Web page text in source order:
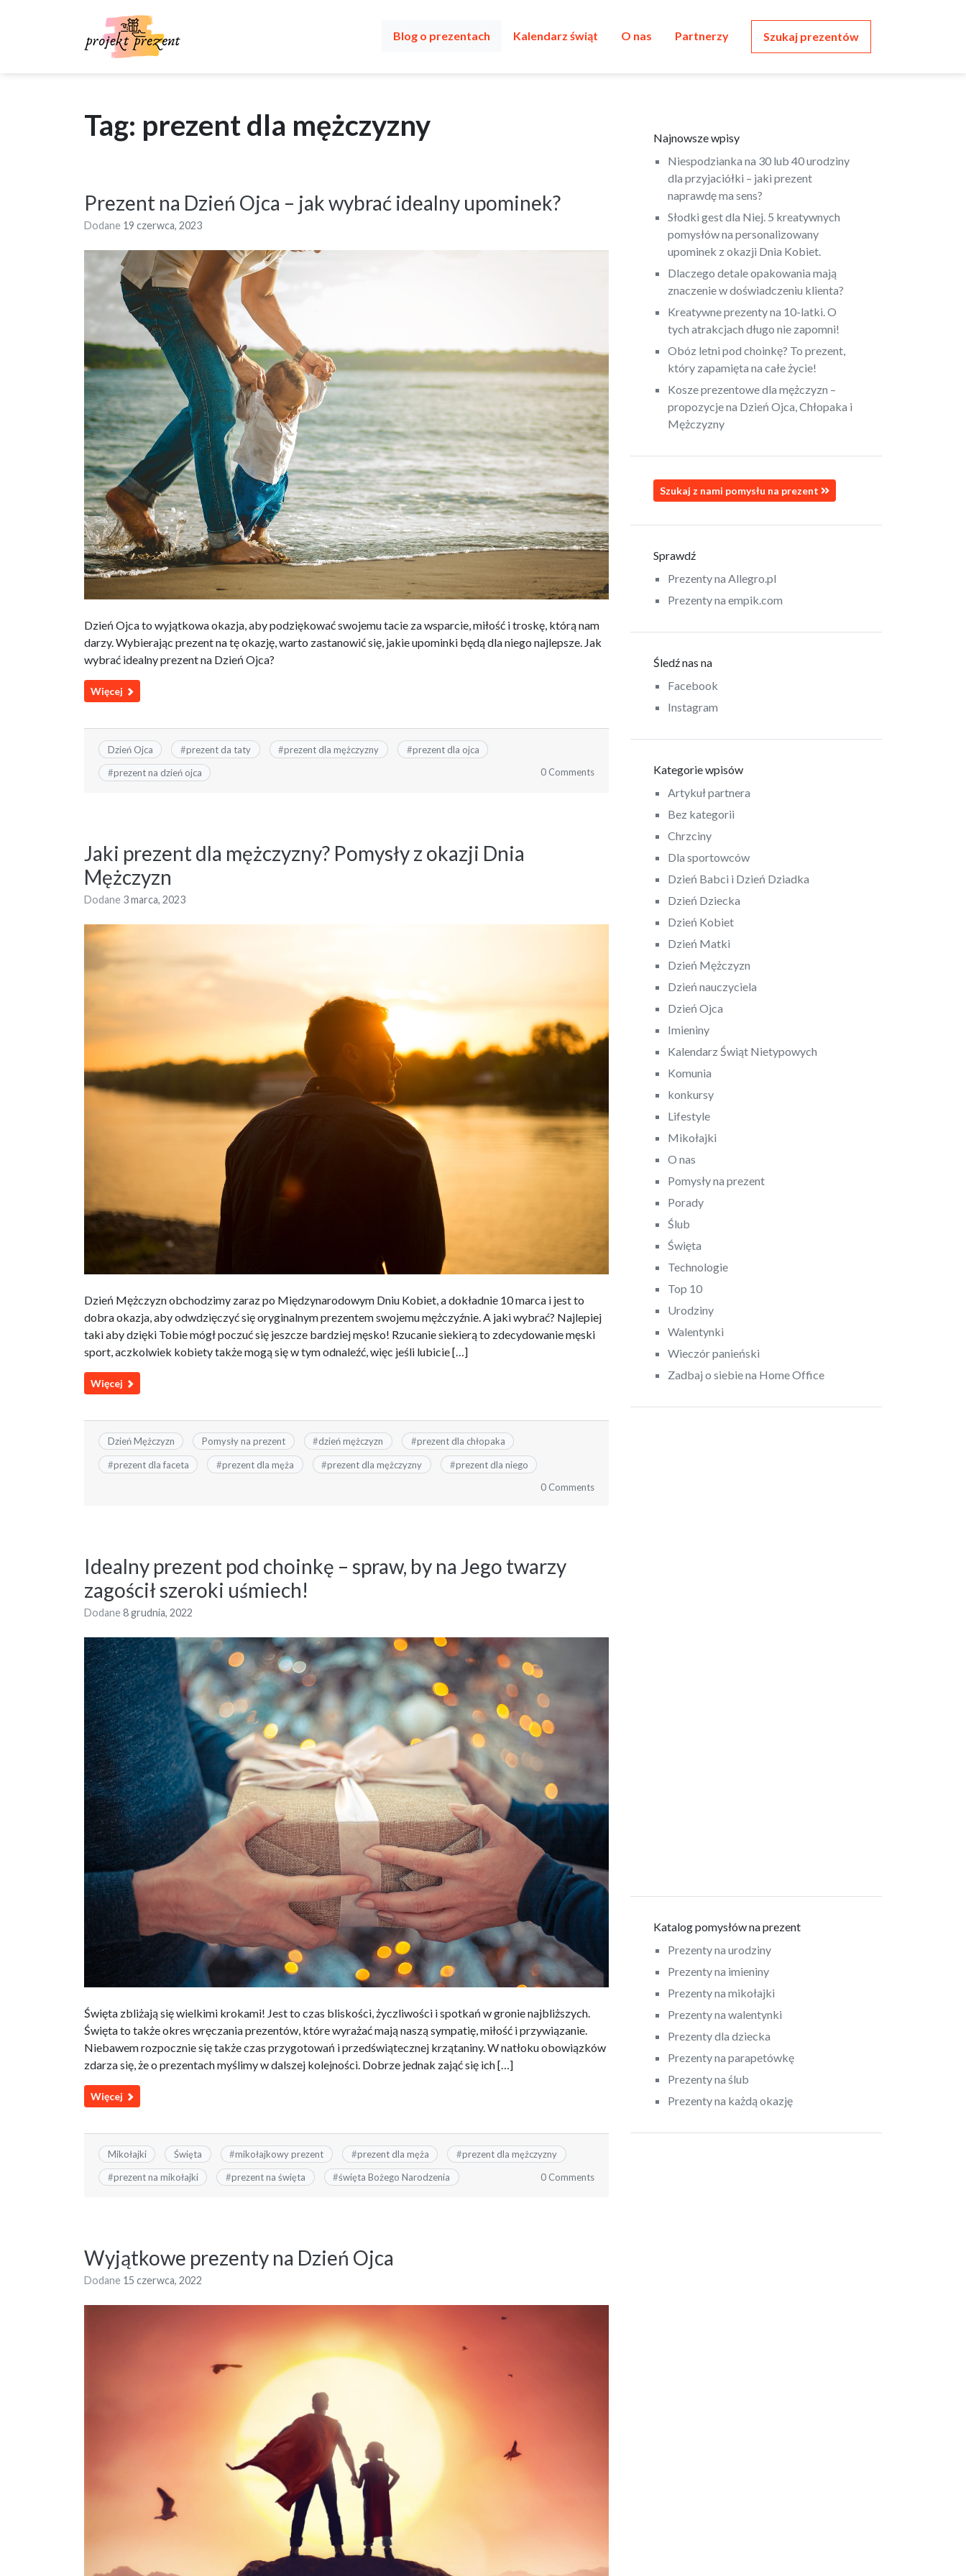
Blog o prezentach Kalendarz świąt O nas Partnerzy Szukaj prezentów
Tag: prezent dla mężczyzny
Prezent na Dzień Ojca – jak wybrać idealny upominek?
Dodane 19 czerwca, 2023
Dzień Ojca to wyjątkowa okazja, aby podziękować swojemu tacie za wsparcie, miłość i troskę, którą nam
darzy. Wybierając prezent na tę okazję, warto zastanowić się, jakie upominki będą dla niego najlepsze. Jak
wybrać idealny prezent na Dzień Ojca?
Więcej
Dzień Ojca #prezent da taty #prezent dla mężczyzny #prezent dla ojca
#prezent na dzień ojca 0 Comments
Jaki prezent dla mężczyzny? Pomysły z okazji Dnia
Mężczyzn
Dodane 3 marca, 2023
Dzień Mężczyzn obchodzimy zaraz po Międzynarodowym Dniu Kobiet, a dokładnie 10 marca i jest to
dobra okazja, aby odwdzięczyć się oryginalnym prezentem swojemu mężczyźnie. A jaki wybrać? Najlepiej
taki aby dzięki Tobie mógł poczuć się jeszcze bardziej męsko! Rzucanie siekierą to zdecydowanie męski
sport, aczkolwiek kobiety także mogą się w tym odnaleźć, więc jeśli lubicie […]
Więcej
Dzień Mężczyzn Pomysły na prezent #dzień mężczyzn #prezent dla chłopaka
#prezent dla faceta #prezent dla męża #prezent dla mężczyzny #prezent dla niego
0 Comments
Idealny prezent pod choinkę – spraw, by na Jego twarzy
zagościł szeroki uśmiech!
Dodane8 grudnia, 2022
Święta zbliżają się wielkimi krokami! Jest to czas bliskości, życzliwości i spotkań w gronie najbliższych.
Święta to także okres wręczania prezentów, które wyrażać mają naszą sympatię, miłość i przywiązanie.
Niebawem rozpocznie się także czas przygotowań i przedświątecznej krzątaniny. W natłoku obowiązków
zdarza się, że o prezentach myślimy w dalszej kolejności. Dobrze jednak zająć się ich […]
Więcej
Mikołajki Święta #mikołajkowy prezent #prezent dla męża #prezent dla mężczyzny
#prezent na mikołajki #prezent na święta #święta Bożego Narodzenia 0 Comments
Wyjątkowe prezenty na Dzień Ojca
Dodane 15 czerwca, 2022
Najnowsze wpisy
Niespodzianka na 30 lub 40 urodziny
dla przyjaciółki – jaki prezent
naprawdę ma sens?
Słodki gest dla Niej. 5 kreatywnych
pomysłów na personalizowany
upominek z okazji Dnia Kobiet.
Dlaczego detale opakowania mają
znaczenie w doświadczeniu klienta?
Kreatywne prezenty na 10-latki. O
tych atrakcjach długo nie zapomni!
Obóz letni pod choinkę? To prezent,
który zapamięta na całe życie!
Kosze prezentowe dla mężczyzn –
propozycje na Dzień Ojca, Chłopaka i
Mężczyzny
Szukaj z nami pomysłu na prezent
Sprawdź
Prezenty na Allegro.pl
Prezenty na empik.com
Śledź nas na
Facebook
Instagram
Kategorie wpisów
Artykuł partnera
Bez kategorii
Chrzciny
Dla sportowców
Dzień Babci i Dzień Dziadka
Dzień Dziecka
Dzień Kobiet
Dzień Matki
Dzień Mężczyzn
Dzień nauczyciela
Dzień Ojca
Imieniny
Kalendarz Świąt Nietypowych
Komunia
konkursy
Lifestyle
Mikołajki
O nas
Pomysły na prezent
Porady
Ślub
Święta
Technologie
Top 10
Urodziny
Walentynki
Wieczór panieński
Zadbaj o siebie na Home Office
Katalog pomysłów na prezent
Prezenty na urodziny
Prezenty na imieniny
Prezenty na mikołajki
Prezenty na walentynki
Prezenty dla dziecka
Prezenty na parapetówkę
Prezenty na ślub
Prezenty na każdą okazję